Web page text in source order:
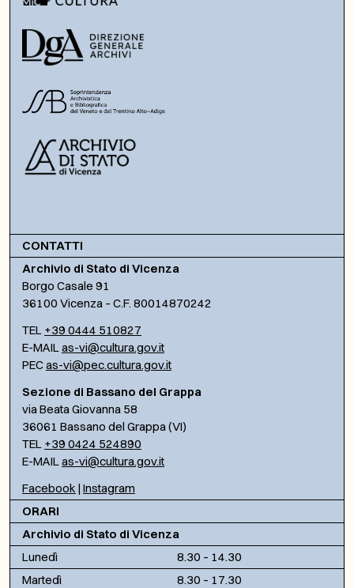
CONTATTI
Archivio di Stato di Vicenza
Borgo Casale 91
36100 Vicenza – C.F. 80014870242
TEL +39 0444 510827
E-MAILas-vi@cultura.gov.it
PECas-vi@pec.cultura.gov.it
Sezione di Bassano del Grappa
via Beata Giovanna 58
36061 Bassano del Grappa (VI)
TEL +39 0424 524890
E-MAILas-vi@cultura.gov.it
Facebook | Instagram
ORARI
Archivio di Stato di Vicenza
Lunedì
8.30 – 14.30
Martedì
8.30 – 17.30